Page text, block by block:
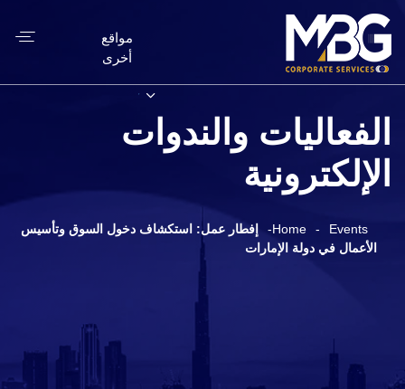
مواقع
أخرى
الفعاليات والندوات
الإلكترونية
Home - Events
-
إفطار عمل: استكشاف دخول السوق وتأسيس
الأعمال في دولة الإمارات